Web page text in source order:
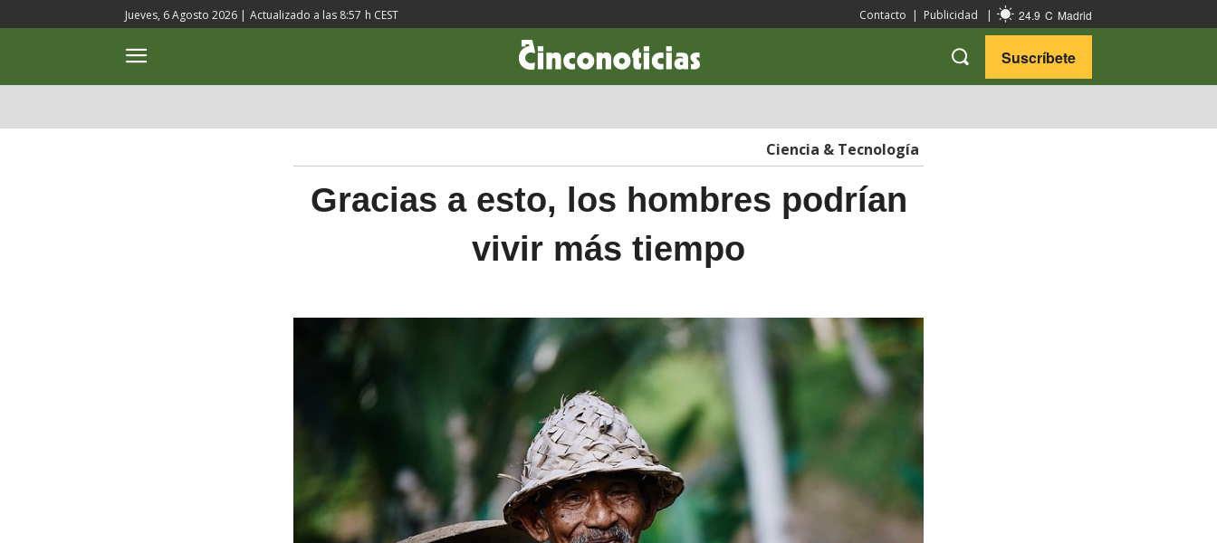
Jueves, 6 Agosto 2026 | Actualizado a las 8:57 h CEST Contacto | Publicidad | 24.9 C Madrid
Suscríbete
Ciencia & Tecnología
Gracias a esto, los hombres podrían
vivir más tiempo